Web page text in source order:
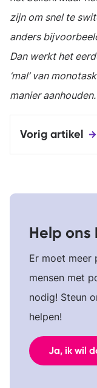
zijn om snel te
anders
Dan werkt het
‘mal’ van
manier
Vorig artikel
Help ons
Er moet meer
mensen met
nodig! Steun
helpen!
Ja, ik wil